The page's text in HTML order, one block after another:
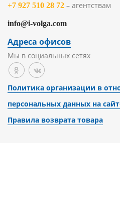
+7 927 510 28 72 – агентствам
info@i-volga.com
Адреса офисов
Мы в социальных сетях
Политика организации в
персональных данных на
Правила возврата товара